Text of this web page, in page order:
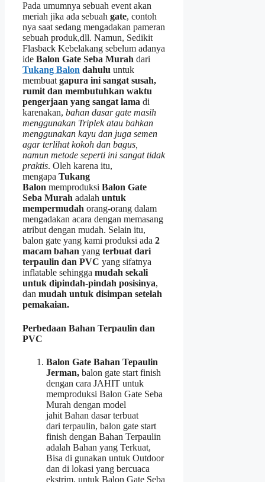
Pada umumnya sebuah event akan
meriah jika ada sebuah gate, contoh
nya saat sedang mengadakan pameran
sebuah produk,dll. Namun, Sedikit
Flasback Kebelakang sebelum adanya
ide Balon Gate Seba Murah dari
Tukang Balon dahulu untuk
membuatgapura ini sangat susah,
rumit dan membutuhkan waktu
pengerjaan yang sangat lama di
karenakan, bahan dasar gate masih
menggunakan Triplek atau bahkan
menggunakan kayu dan juga semen
agar terlihat kokoh dan bagus,
namun metode seperti ini sangat tidak
praktis. Oleh karena itu,
mengapa Tukang
Balon memproduksi Balon Gate
Seba Murah adalah untuk
mempermudah orang-orang dalam
mengadakan acara dengan memasang
atribut dengan mudah. Selain itu,
balon gate yang kami produksi ada 2
macam bahan yang terbuat dari
terpaulin dan PVC yang sifatnya
inflatable sehingga mudah sekali
untuk dipindah-pindah posisinya,
dan mudah untuk disimpan setelah
pemakaian.
Perbedaan Bahan Terpaulin dan
PVC
Balon Gate Bahan Tepaulin
Jerman, balon gate start finish
dengan cara JAHIT untuk
memproduksi Balon Gate Seba
Murah dengan model
jahit Bahan dasar terbuat
dari terpaulin, balon gate start
finish dengan Bahan Terpaulin
adalah Bahan yang Terkuat,
Bisa di gunakan untuk Outdoor
dan di lokasi yang bercuaca
ekstrim, untuk Balon Gate Seba